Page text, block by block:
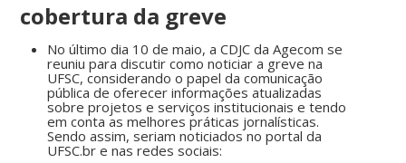
cobertura da greve
No último dia 10 de maio, a CDJC da Agecom se
reuniu para discutir como noticiar a greve na
UFSC, considerando o papel da comunicação
pública de oferecer informações atualizadas
sobre projetos e serviços institucionais e tendo
em conta as melhores práticas jornalísticas.
Sendo assim, seriam noticiados no portal da
UFSC.br e nas redes sociais: